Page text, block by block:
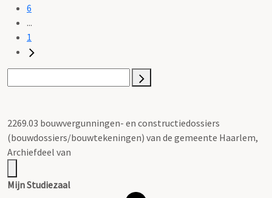
6
...
1
2269.03 bouwvergunningen- en constructiedossiers
(bouwdossiers/bouwtekeningen) van de gemeente Haarlem,
Archiefdeel van
Mijn Studiezaal